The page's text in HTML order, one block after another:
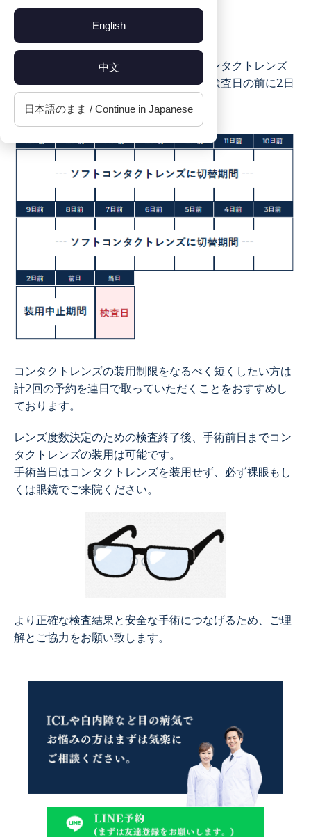
English
中文
日本語のまま / Continue in Japanese
2週間の装用制限が難しい方はソフトコンタクトレンズ
に切り替えて2週間過ごしていただき、検査日の前に2日
間装用中止でも可能です。
コンタクトレンズの装用制限をなるべく短くしたい方は
計2回の予約を連日で取っていただくことをおすすめし
ております。
レンズ度数決定のための検査終了後、手術前日までコン
タクトレンズの装用は可能です。
手術当日はコンタクトレンズを装用せず、必ず裸眼もし
くは眼鏡でご来院ください。
より正確な検査結果と安全な手術につなげるため、ご理
解とご協力をお願い致します。